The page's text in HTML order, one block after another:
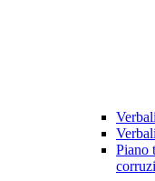
Piano